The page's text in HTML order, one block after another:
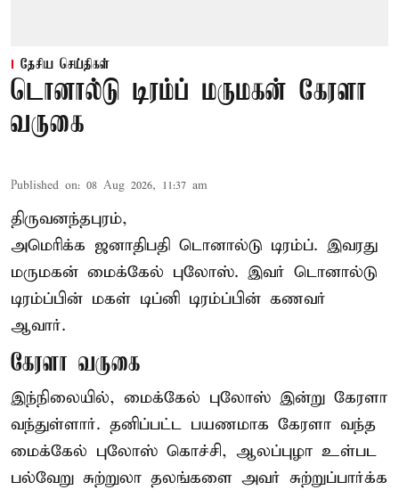
தேசிய செய்திகள்
டொனால்டு டிரம்ப் மருமகன் கேரளா
வருகை
Published on: 08 Aug 2026, 11:37 am
திருவனந்தபுரம்,
அமெரிக்க ஜனாதிபதி டொனால்டு டிரம்ப். இவரது
மருமகன் மைக்கேல் புலோஸ். இவர் டொனால்டு
டிரம்ப்பின் மகள் டிப்னி டிரம்ப்பின் கணவர்
ஆவார்.
கேரளா வருகை
இந்நிலையில், மைக்கேல் புலோஸ் இன்று கேரளா
வந்துள்ளார். தனிப்பட்ட பயணமாக கேரளா வந்த
மைக்கேல் புலோஸ் கொச்சி, ஆலப்புழா உள்பட
பல்வேறு சுற்றுலா தலங்களை அவர் சுற்றுப்பார்க்க